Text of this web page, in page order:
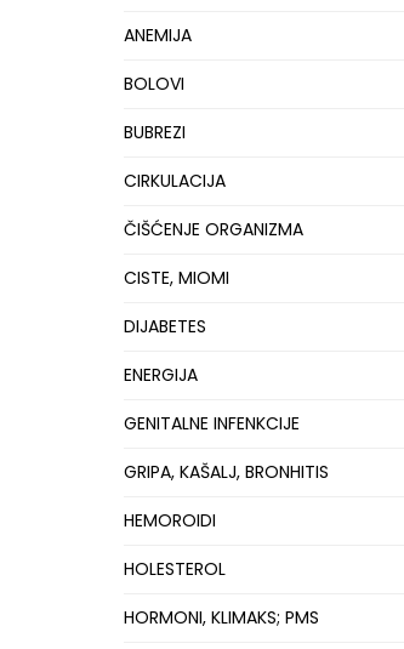
ANEMIJA
BOLOVI
BUBREZI
CIRKULACIJA
ČIŠĆENJE ORGANIZMA
CISTE, MIOMI
DIJABETES
ENERGIJA
GENITALNE INFENKCIJE
GRIPA, KAŠALJ, BRONHITIS
HEMOROIDI
HOLESTEROL
HORMONI, KLIMAKS; PMS